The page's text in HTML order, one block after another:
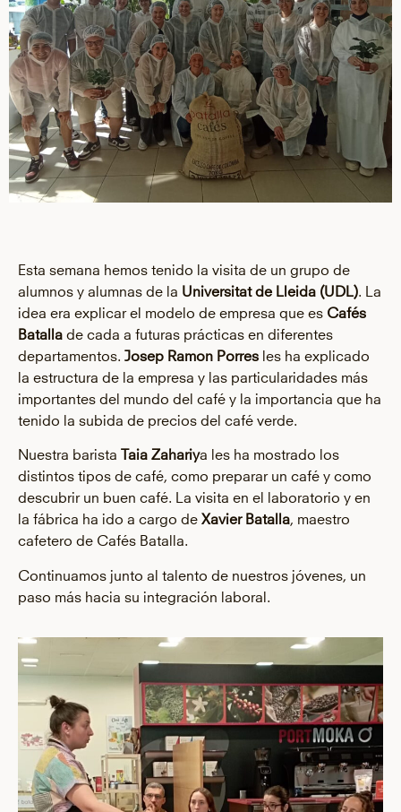
Esta semana hemos tenido la visita de un grupo de
alumnos y alumnas de la Universitat de Lleida (UDL) . La
idea era explicar el modelo de empresa que es Cafés
Batalla de cada a futuras prácticas en diferentes
departamentos. Josep Ramon Porres les ha explicado
la estructura de la empresa y las particularidades más
importantes del mundo del café y la importancia que ha
tenido la subida de precios del café verde.
Nuestra barista Taia Zahariya les ha mostrado los
distintos tipos de café, como preparar un café y como
descubrir un buen café. La visita en el laboratorio y en
la fábrica ha ido a cargo de Xavier Batalla , maestro
cafetero de Cafés Batalla.
Continuamos junto al talento de nuestros jóvenes, un
paso más hacia su integración laboral.